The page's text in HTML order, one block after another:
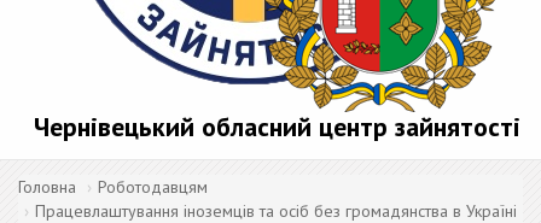
Чернівецький обласний центр зайнятості
Головна
Роботодавцям
Працевлаштування іноземців та осіб без громадянства в Україні